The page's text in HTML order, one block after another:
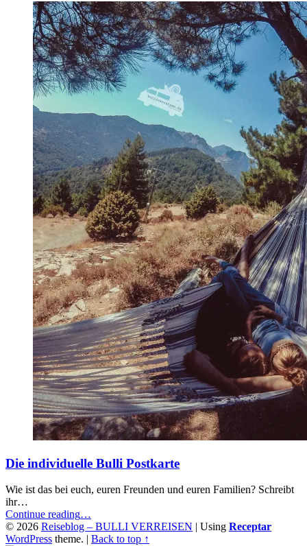
Die individuelle Bulli Postkarte
Wie ist das bei euch, euren Freunden und euren Familien? Schreibt
ihr…
Continue reading“Die
individuelle
Bulli
…
© 2026 Reiseblog – BULLI VERREISEN | Using Receptar
WordPress theme. | Back to top ↑